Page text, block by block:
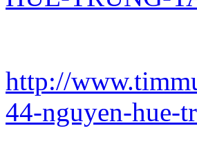
http://
44-nguyen-hue-